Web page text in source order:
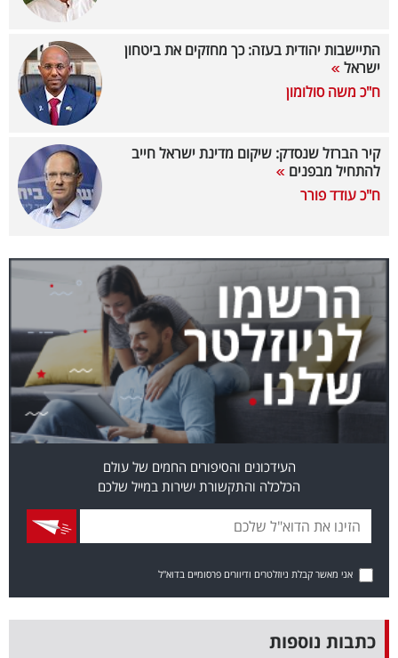
ניוזלטרים
מייל
אדום
אחרינו:
התיישבות יהודית בעזה: כך מחזקים את ביטחון
ישראל
ח"כ משה סולומון
קיר הברזל שנסדק: שיקום מדינת ישראל חייב
להתחיל מבפנים
ח"כ עודד פורר
העידכונים והסיפורים החמים של עולם
הכלכלה והתקשורת ישירות במייל שלכם
אני מאשר קבלת ניוזלטרים ודיוורים פרסומיים בדוא"ל
כתבות נוספות